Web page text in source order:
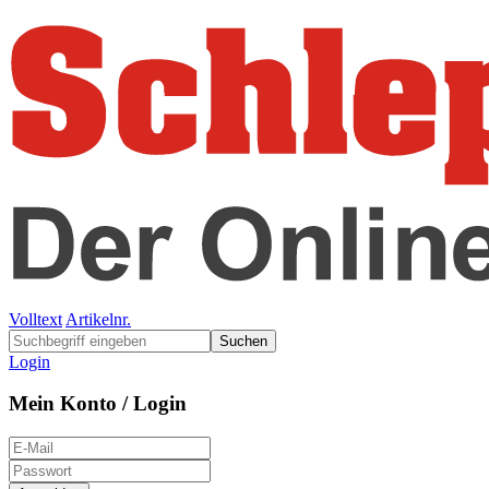
Volltext Artikelnr.
Suchen
Login
Mein Konto / Login